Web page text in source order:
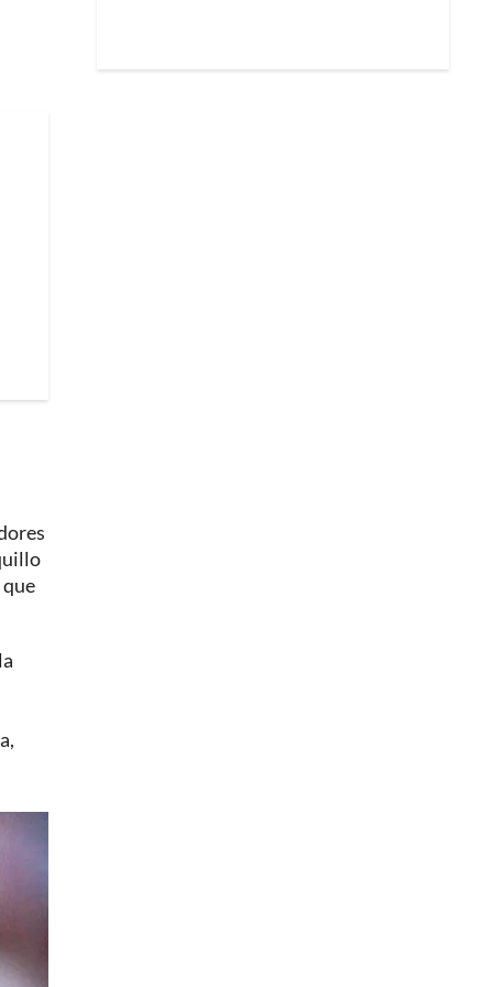
que